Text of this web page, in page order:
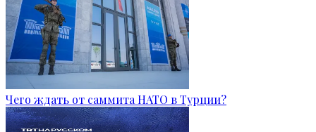
Чего ждать от саммита НАТО в Турции?